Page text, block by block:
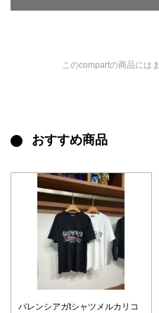
このcompartの商品には
おすすめ商品
バレンシアガtシャツメルカリコ